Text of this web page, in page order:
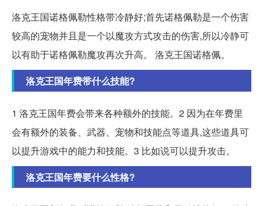
洛克王国诺格佩勒性格带冷静好;首先诺格佩勒是一个伤害
较高的宠物并且是一个以魔攻方式攻击的伤害,所以冷静可
以有助于诺格佩勒魔攻再次升高。 洛克王国诺格佩。
洛克王国年费带什么技能?
1 洛克王国年费会带来各种额外的技能。2 因为在年费里
会有额外的装备、武器、宠物和技能点等道具,这些道具可
以提升游戏中的能力和技能。3 比如说可以提升攻击。
洛克王国年费要什么性格?